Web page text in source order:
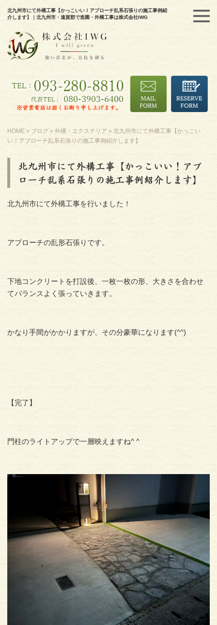
北九州市にて外構工事【かっこいい！アプローチ乱系石張りの施工事例紹
介します】｜北九州市・遠賀郡で造園・外構工事は株式会社IWG
HOME » ブログ » 外構・エクステリア » 北九州市にて外構工事【かっこい
い！アプローチ乱系石張りの施工事例紹介します】
北九州市にて外構工事【かっこいい！アプ
ローチ乱系石張りの施工事例紹介します】
北九州市にて外構工事を行いました！
アプローチの乱形石張りです。
下地コンクリートを打設後、一枚一枚の形、大きさを合わせ
てバランスよく張っていきます。
かなり手間がかかりますが、その分豪華になります(^^)
【完了】
門柱のライトアップで一層映えますね^ ^